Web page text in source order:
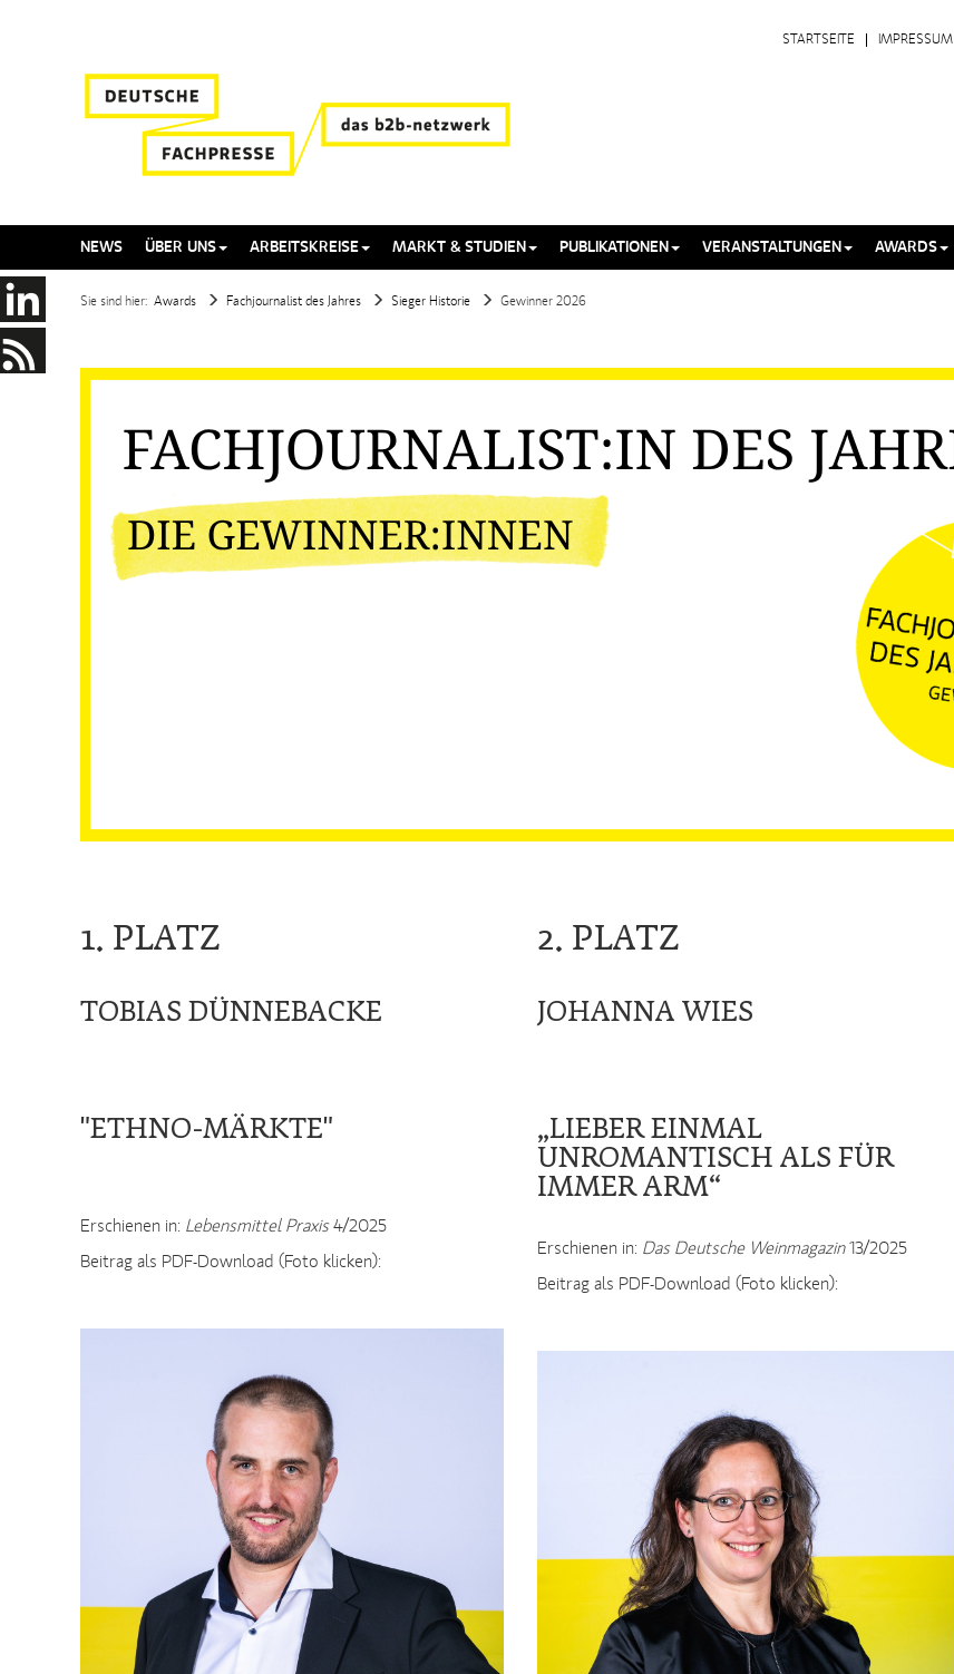
IMPRESSUM
STARTSEITE
NEWS ÜBER UNS ARBEITSKREISE MARKT & STUDIEN PUBLIKATIONEN VERANSTALTUNGEN AWARDS
Sie sind hier: Awards Fachjournalist des Jahres Sieger Historie Gewinner 2026
1. PLATZ
TOBIAS DÜNNEBACKE
2. PLATZ
JOHANNA WIES
"ETHNO-MÄRKTE"
Erschienen in: Lebensmittel Praxis4/2025
Beitrag als PDF-Download (Foto klicken):
„LIEBER EINMAL
UNROMANTISCH ALS FÜR
IMMER ARM“
Erschienen in: Das Deutsche Weinmagazin13/2025
Beitrag als PDF-Download (Foto klicken):